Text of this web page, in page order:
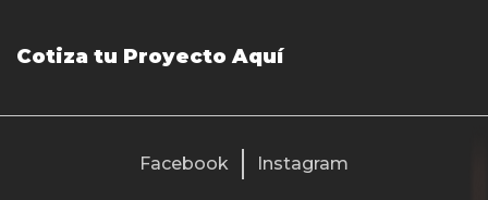
Cotiza tu Proyecto Aquí
Facebook Instagram